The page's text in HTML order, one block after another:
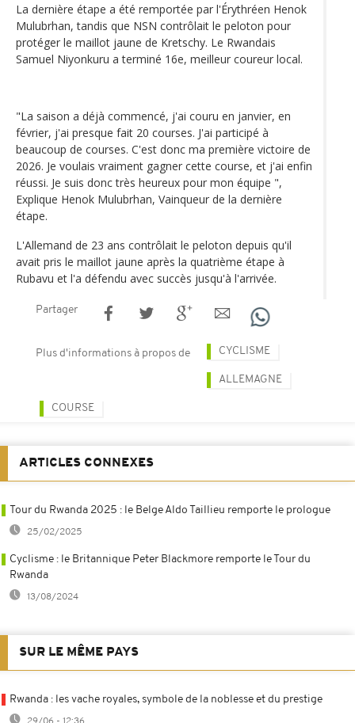
La dernière étape a été remportée par l'Érythréen Henok
Mulubrhan, tandis que NSN contrôlait le peloton pour
protéger le maillot jaune de Kretschy. Le Rwandais
Samuel Niyonkuru a terminé 16e, meilleur coureur local.
"La saison a déjà commencé, j'ai couru en janvier, en
février, j'ai presque fait 20 courses. J'ai participé à
beaucoup de courses. C'est donc ma première victoire de
2026. Je voulais vraiment gagner cette course, et j'ai enfin
réussi. Je suis donc très heureux pour mon équipe ",
Explique Henok Mulubrhan, Vainqueur de la dernière
étape.
L'Allemand de 23 ans contrôlait le peloton depuis qu'il
avait pris le maillot jaune après la quatrième étape à
Rubavu et l'a défendu avec succès jusqu'à l'arrivée.
Partager
Plus d'informations à propos de CYCLISME
ALLEMAGNE
COURSE
ARTICLES CONNEXES
Tour du Rwanda 2025 : le Belge Aldo Taillieu remporte le prologue
25/02/2025
Cyclisme : le Britannique Peter Blackmore remporte le Tour du
Rwanda
13/08/2024
SUR LE MÊME PAYS
Rwanda : les vache royales, symbole de la noblesse et du prestige